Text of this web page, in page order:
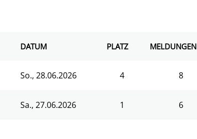
DATUM PLATZ MELDUNGEN
So., 28.06.2026 4 8
Sa., 27.06.2026 1 6